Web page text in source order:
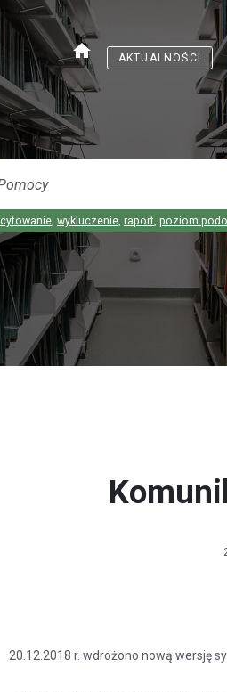
home AKTUALNOŚCI
cytowanie, wykluczenie, raport, poziom
20.12.2018 r. wdrożono nową wersję